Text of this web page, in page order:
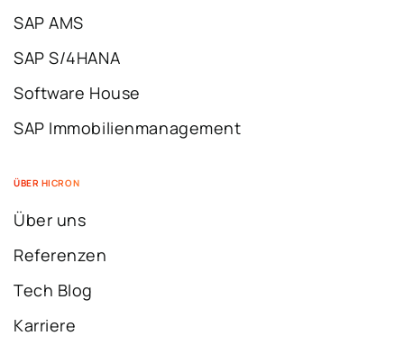
SAP AMS
SAP S/4HANA
Software House
SAP Immobilienmanagement
ÜBER HICRON
Über uns
Referenzen
Tech Blog
Karriere